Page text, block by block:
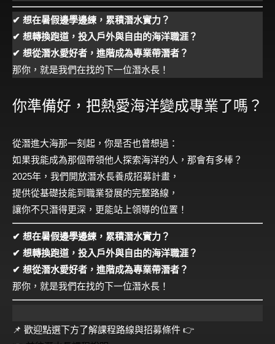
✔ 想在暑假邊學邊練，累積潛水實力？
✔ 想轉換跑道，投入戶外與自由的海洋職涯？
✔ 想從潛水愛好者，進階成為專業帶潛者？
那你，就是我們在找的下一位潛水長！
你準備好，把熱愛海洋變成專業了嗎？
從潛進大海那一刻起，你是否也曾想過：
如果我能成為那個帶領他人探索海洋的人，那會有多棒？
2025年，我們開放潛水長養成招募計畫，
提供從基礎技能到職業發展的完整路線，
讓你不只潛得更深，更能站上領導的位置！
✔ 想在暑假邊學邊練，累積潛水實力？
✔ 想轉換跑道，投入戶外與自由的海洋職涯？
✔ 想從潛水愛好者，進階成為專業帶潛者？
那你，就是我們在找的下一位潛水長！
📌 歡迎點選下方了解課程路線與招募條件 👉